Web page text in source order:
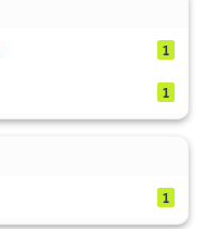
1
1
1